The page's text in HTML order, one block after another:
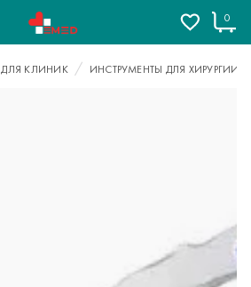
0
ДЛЯ КЛИНИК ИНСТРУМЕНТЫ ДЛЯ ХИРУРГИИ